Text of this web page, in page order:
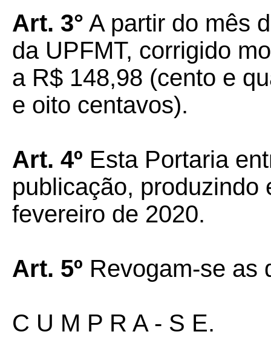
Art. 3° A partir do mês
da UPFMT, corrigido
a R$ 148,98 (cento e
e oito centavos).
Art. 4º Esta Portaria
publicação, produzindo
fevereiro de 2020.
Art. 5º Revogam-se as
C U M P R A - S E.